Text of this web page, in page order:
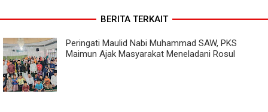
BERITA TERKAIT
Peringati Maulid Nabi Muhammad SAW, PKS
Maimun Ajak Masyarakat Meneladani Rosul